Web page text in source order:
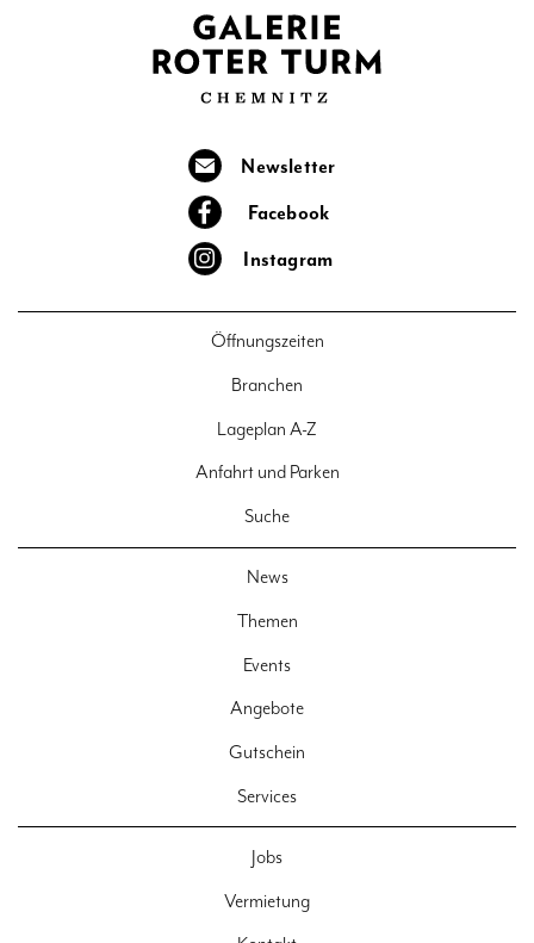
Newsletter
Facebook
Instagram
Öffnungszeiten
Branchen
Lageplan A-Z
Anfahrt und Parken
Suche
News
Themen
Events
Angebote
Gutschein
Services
Jobs
Vermietung